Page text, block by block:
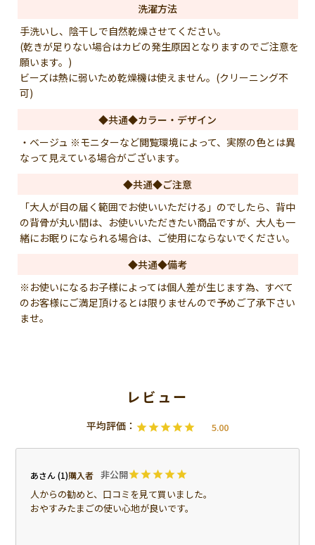
洗濯方法
手洗いし、陰干しで自然乾燥させてください。
(乾きが足りない場合はカビの発生原因となりますのでご注意を
願います。)
ビーズは熱に弱いため乾燥機は使えません。(クリーニング不
可)
◆共通◆カラー・デザイン
・ベージュ ※モニターなど閲覧環境によって、実際の色とは異
なって見えている場合がございます。
◆共通◆ご注意
「大人が目の届く範囲でお使いいただける」のでしたら、背中
の背骨が丸い間は、お使いいただきたい商品ですが、大人も一
緒にお眠りになられる場合は、ご使用にならないでください。
◆共通◆備考
※お使いになるお子様によっては個人差が生じます為、すべて
のお客様にご満足頂けるとは限りませんので予めご了承下さい
ませ。
5.00
あ 1 購入者
非公開
人からの勧めと、口コミを見て買いました。
おやすみたまごの使い心地が良いです。